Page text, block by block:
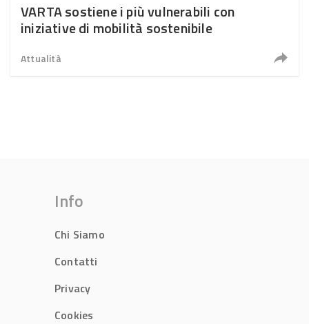
VARTA sostiene i più vulnerabili con
iniziative di mobilità sostenibile
Attualità
Info
Chi Siamo
Contatti
Privacy
Cookies